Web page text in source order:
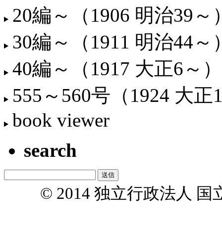
20編～（1906 明治39～
30編～（1911 明治44～
40編～（1917 大正6～）
555～560号（1924 大正
book viewer
search
© 2014 独立行政法人 国